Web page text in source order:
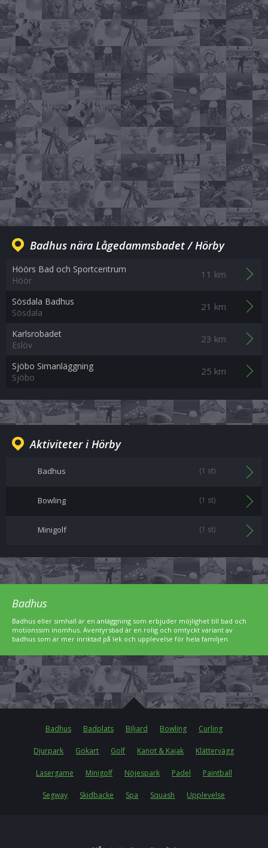
Badhus nära Lågedammsbadet / Hörby
Höörs Bad och Sportcentrum
Höör
11 km
Sösdala Badhus
Sösdala
21 km
Karlsrobadet
Eslöv
23 km
Sjöbo Simanläggning
Sjöbo
25 km
Aktiviteter i Hörby
Badhus (1 st)
Bowling (1 st)
Minigolf (1 st)
Badhus
Badhus eller simhall är en anläggning som erbjuder möjlighet till bad och
motionssim inomhus. Äventyrsbad är en rolig och omtyckt variant av
badhus som är mer inriktad på lek och upplevelse för hela familjen.
Badhus Badplats Biljard Bowling Curling
Djurpark Gokart Golf Kanot & Kajak Klättervägg
Lasergame Minigolf Nöjespark Padel Paintball
Segway Skidbacke Spa Squash Upplevelse